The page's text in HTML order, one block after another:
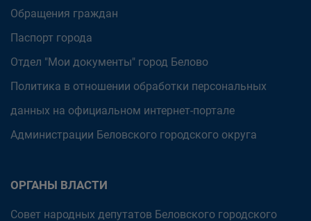
Обращения граждан
Паспорт города
Отдел "Мои документы" город Белово
Политика в отношении обработки персональных
данных на официальном интернет-портале
Администрации Беловского городского округа
ОРГАНЫ ВЛАСТИ
Совет народных депутатов Беловского городского